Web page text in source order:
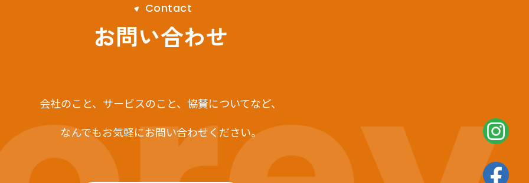
Contact
お問い合わせ
会社のこと、サービスのこと、 協賛についてなど、
なんでもお気軽にお問い合わせください。